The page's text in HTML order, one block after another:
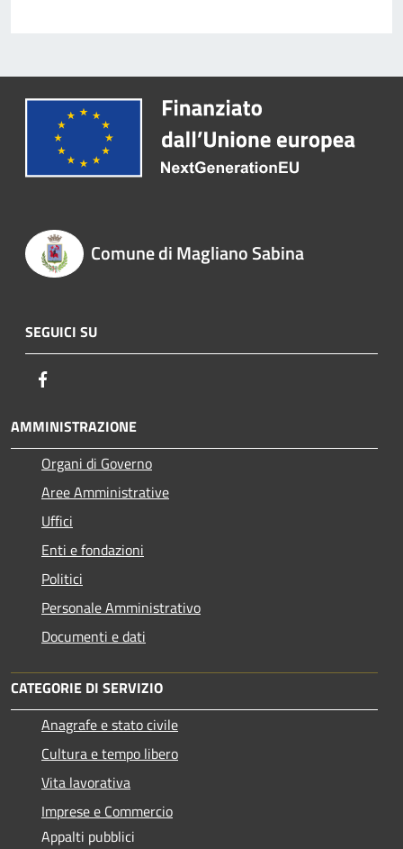
Comune di Magliano Sabina
SEGUICI SU
AMMINISTRAZIONE
Organi di Governo
Aree Amministrative
Uffici
Enti e fondazioni
Politici
Personale Amministrativo
Documenti e dati
CATEGORIE DI SERVIZIO
Anagrafe e stato civile
Cultura e tempo libero
Vita lavorativa
Imprese e Commercio
Appalti pubblici